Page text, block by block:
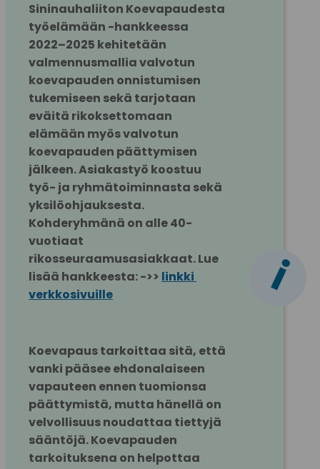
Sininauhaliiton Koevapaudesta
työelämään -hankkeessa
2022–2025 kehitetään
valmennusmallia valvotun
koevapauden onnistumisen
tukemiseen sekä tarjotaan
eväitä rikoksettomaan
elämään myös valvotun
koevapauden päättymisen
jälkeen. Asiakastyö koostuu
työ- ja ryhmätoiminnasta sekä
yksilöohjauksesta.
Kohderyhmänä on alle 40-
vuotiaat
rikosseuraamusasiakkaat. Lue
lisää hankkeesta: ->> linkki
verkkosivuille
Koevapaus tarkoittaa sitä, että
vanki pääsee ehdonalaiseen
vapauteen ennen tuomionsa
päättymistä, mutta hänellä on
velvollisuus noudattaa tiettyjä
sääntöjä. Koevapauden
tarkoituksena on helpottaa
i